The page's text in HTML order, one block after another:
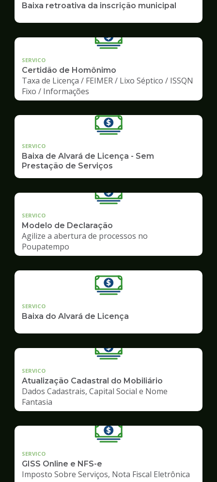
Baixa retroativa da inscrição municipal
SERVICO
Certidão de Homônimo
Taxa de Licença / FEIMER / Lixo Séptico / ISSQN
Fixo / Informações
SERVICO
Baixa de Alvará de Licença - Sem
Prestação de Serviços
SERVICO
Modelo de Declaração
Agilize a abertura de processos no
Poupatempo
SERVICO
Baixa do Alvará de Licença
SERVICO
Atualização Cadastral do Mobiliário
Dados Cadastrais, Capital Social e Nome
Fantasia
SERVICO
GISS Online e NFS-e
Imposto Sobre Serviços, Nota Fiscal Eletrônica